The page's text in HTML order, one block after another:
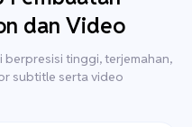
dan Video
tinggi, terjemahan,
subtitle serta video